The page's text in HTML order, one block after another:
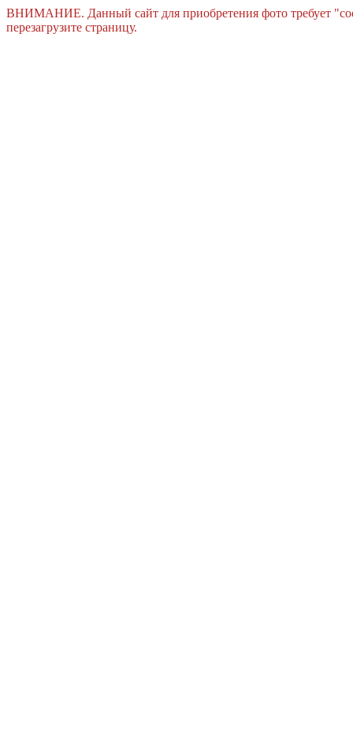
ВНИМАНИЕ. Данный сайт для приобретения фото требует
перезагрузите страницу.